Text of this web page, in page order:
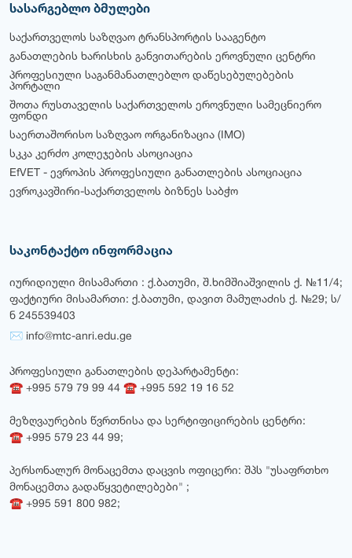
სასარგებლო ბმულები
საქართველოს საზღვაო ტრანსპორტის სააგენტო
განათლების ხარისხის განვითარების ეროვნული ცენტრი
პროფესიული საგანმანათლებლო დაწესებულებების
პორტალი
შოთა რუსთაველის საქართველოს ეროვნული სამეცნიერო
ფონდი
საერთაშორისო საზღვაო ორგანიზაცია (IMO)
სკკა კერძო კოლეჯების ასოციაცია
EfVET - ევროპის პროფესიული განათლების ასოციაცია
ევროკავშირი-საქართველოს ბიზნეს საბჭო
საკონტაქტო ინფორმაცია
იურიდიული მისამართი : ქ.ბათუმი, შ.ხიმშიაშვილის ქ. №11/4;
ფაქტიური მისამართი: ქ.ბათუმი, დავით მამულაძის ქ. №29; ს/
ნ 245539403
✉ info@mtc-anri.edu.ge
პროფესიული განათლების დეპარტამენტი:
☎ +995 579 79 99 44 ☎ +995 592 19 16 52
მეზღვაურების წვრთნისა და სერტიფიცირების ცენტრი:
☎ +995 579 23 44 99;
პერსონალურ მონაცემთა დაცვის ოფიცერი: შპს "უსაფრთხო
მონაცემთა გადაწყვეტილებები" ;
☎ +995 591 800 982;